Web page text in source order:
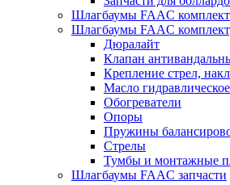
Шлагбаумы FAAC комплект
Шлагбаумы FAAC
Дюралайт
Клапан
Крепление стрел,
Масло гидравлическое
Обогреватели
Опоры
Пружины
Стрелы
Тумбы и монтажные
Шлагбаумы FAAC запчасти